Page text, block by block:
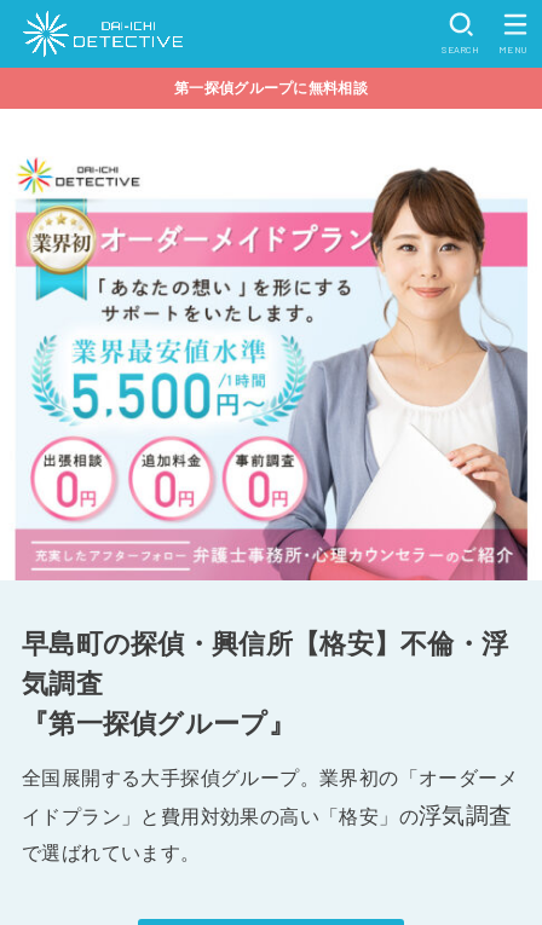
SEARCH MENU
第一探偵グループに無料相談
早島町の探偵・興信所【格安】不倫・浮
気調査
『第一探偵グループ』
全国展開する大手探偵グループ。業界初の「オーダーメ
イドプラン」と費用対効果の高い「格安」の浮気調査
で選ばれています。